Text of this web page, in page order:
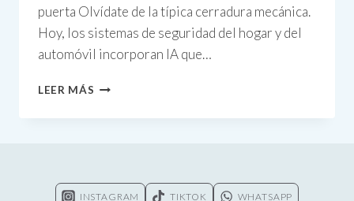
puerta Olvídate de la típica cerradura mecánica.
Hoy, los sistemas de seguridad del hogar y del
automóvil incorporan IA que…
LEER MÁS
CON
INTELIGENCIA
INSTAGRAM TIKTOK WHATSAPP